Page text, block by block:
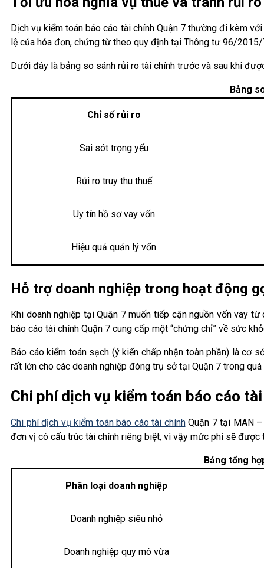
Dịch vụ kiểm toán báo cáo tài chính Quận 7 thường đi kèm
lệ của hóa đơn, chứng từ theo quy định tại Thông tư 96/2015/
Dưới đây là bảng so sánh rủi ro tài chính trước và sau khi
Bảng
Chỉ số rủi ro
Sai sót trọng yếu
Rủi ro truy thu thuế
Uy tín hồ sơ vay vốn
Hiệu quả quản lý vốn
Hỗ trợ doanh nghiệp trong hoạt động
Khi doanh nghiệp tại Quận 7 muốn tiếp cận nguồn vốn vay
báo cáo tài chính Quận 7 cung cấp một “chứng chỉ” về sức
Báo cáo kiểm toán sạch (ý kiến chấp nhận toàn phần) là cơ
rất lớn cho các doanh nghiệp đóng trụ sở tại Quận 7 trong
Chi phí dịch vụ kiểm toán báo cáo
Chi phí dịch vụ kiểm toán báo cáo tài chínhQuận 7 tại MAN –
đơn vị có cấu trúc tài chính riêng biệt, vì vậy mức phí sẽ
Bảng tổng
Phân loại doanh nghiệp
Doanh nghiệp siêu nhỏ
Doanh nghiệp quy mô vừa